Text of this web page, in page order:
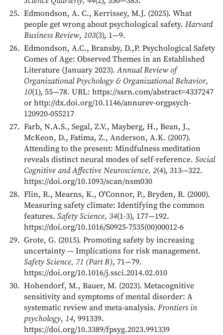
Edmondson, A. C., Kerrissey, M.J. (2025). What
people get wrong about psychological safety. Harvard
Business Review, 103(3), 1—9.
Edmondson, A.C., Bransby, D.,P. Psychological Safety
Comes of Age: Observed Themes in an Established
Literature (January 2023).Annual Review of
Organizational Psychology & Organizational Behavior,
10(1), 55—78. URL: https://ssrn.com/abstract=4337247
or http://dx.doi.org/10.1146/annurev-orgpsych-
120920-055217
Farb, N.A.S., Segal, Z.V., Mayberg, H., Bean, J.,
McKeon, D., Fatima, Z., Anderson, A.K. (2007).
Attending to the present: Mindfulness meditation
reveals distinct neural modes of self-reference. Social
Cognitive and Affective Neuroscience, 2(4), 313—322.
https://doi.org/10.1093/scan/nsm030
Flin, R., Mearns, K., O'Connor, P., Bryden, R. (2000).
Measuring safety climate: Identifying the common
features. Safety Science, 34(1-3), 177—192.
https://doi.org/10.1016/S0925-7535(00)00012-6
Grote, G. (2015). Promoting safety by increasing
uncertainty — Implications for risk management.
Safety Science, 71 (Part B), 71—79.
https://doi.org/10.1016/j.ssci.2014.02.010
Hohendorf, M., Bauer, M. (2023). Metacognitive
sensitivity and symptoms of mental disorder: A
systematic review and meta-analysis. Frontiers in
psychology, 14, 991339.
https://doi.org/10.3389/fpsyg.2023.991339